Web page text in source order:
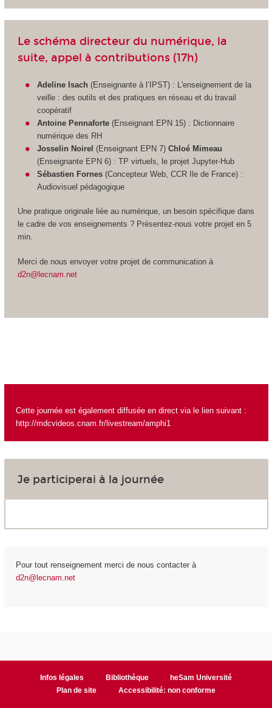
Le schéma directeur du numérique, la
suite, appel à contributions (17h)
Adeline Isach (Enseignante à l’IPST) : L'enseignement de la
veille : des outils et des pratiques en réseau et du travail
coopératif
Antoine Pennaforte (Enseignant EPN 15) : Dictionnaire
numérique des RH
Josselin Noirel (Enseignant EPN 7)Chloé Mimeau
(Enseignante EPN 6) : TP virtuels, le projet Jupyter-Hub
Sébastien Fornes (Concepteur Web, CCR Ile de France) :
Audiovisuel pédagogique
Une pratique originale liée au numérique, un besoin spécifique dans
le cadre de vos enseignements ? Présentez-nous votre projet en 5
min.
Merci de nous envoyer votre projet de communication à
d2n@lecnam.net
Cette journée est également diffusée en direct via le lien suivant :
http://mdcvideos.cnam.fr/livestream/amphi1
Je participerai à la journée
Pour tout renseignement merci de nous contacter à
d2n@lecnam.net
Infos légales Bibliothèque
heSam Université
Plan de site
Accessibilité: non conforme